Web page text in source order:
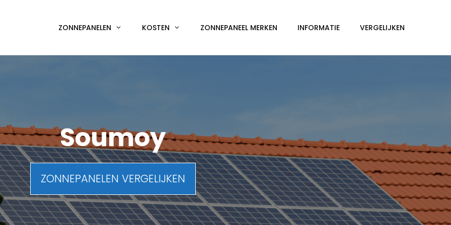
ZONNEPANELEN KOSTEN ZONNEPANEEL MERKEN INFORMATIE VERGELIJKEN
Soumoy
ZONNEPANELEN VERGELIJKEN